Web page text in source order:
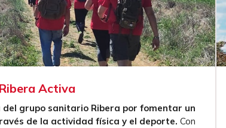
Ribera Activa
grupo sanitario Ribera por fomentar un
de la actividad física y el deporte. Con